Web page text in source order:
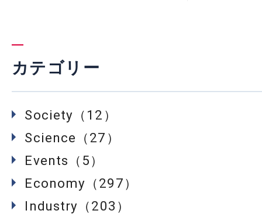
カテゴリー
Society（12）
Science（27）
Events（5）
Economy（297）
Industry（203）